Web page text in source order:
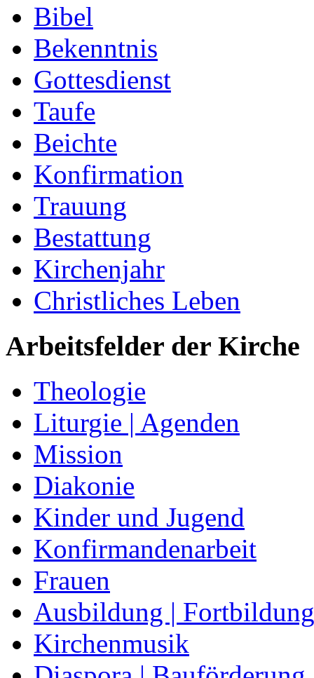
Bibel
Bekenntnis
Gottesdienst
Taufe
Beichte
Konfirmation
Trauung
Bestattung
Kirchenjahr
Christliches Leben
Arbeitsfelder der Kirche
Theologie
Liturgie | Agenden
Mission
Diakonie
Kinder und Jugend
Konfirmandenarbeit
Frauen
Ausbildung | Fortbildung
Kirchenmusik